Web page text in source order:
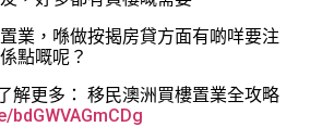
業，喺做按揭房貸方面有啲咩要注
點嘅呢？
解更多： 移民澳洲買樓置業全攻略
bdGWVAGmCDg